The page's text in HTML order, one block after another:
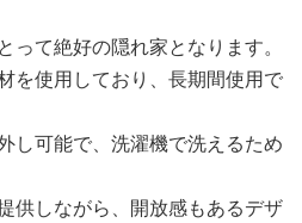
て絶好の隠れ家となります。
を使用しており、長期間使用で
し可能で、洗濯機で洗えるため
供しながら、開放感もあるデザ